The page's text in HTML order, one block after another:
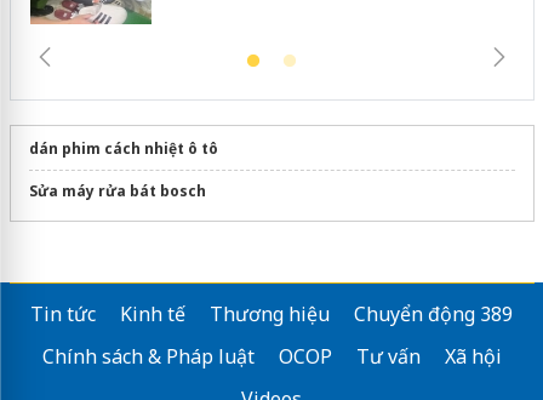
dán phim cách nhiệt ô tô
Sửa máy rửa bát bosch
Tin tức Kinh tế Thương hiệu
Chuyển động 389
Chính sách & Pháp luật
OCOP Tư vấn
Xã hội